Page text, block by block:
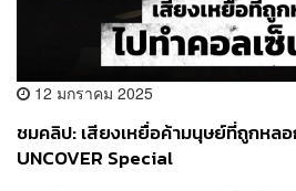
12 มกราคม 2025
ชมคลิป: เสียงเหยื่อค้ามนุษย์ที่ถูกหลอ
UNCOVER Special